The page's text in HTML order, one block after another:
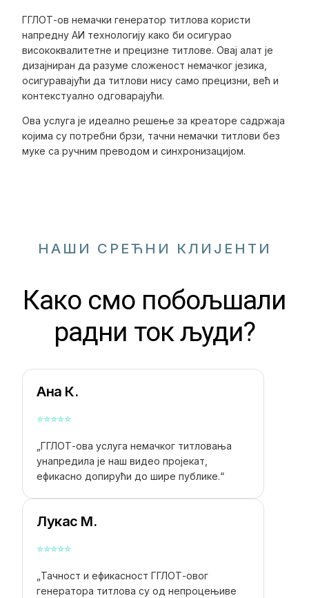
ГГЛОТ-ов немачки генератор титлова користи
напредну АИ технологију како би осигурао
висококвалитетне и прецизне титлове. Овај алат је
дизајниран да разуме сложеност немачког језика,
осигуравајући да титлови нису само прецизни, већ и
контекстуално одговарајући.
Ова услуга је идеално решење за креаторе садржаја
којима су потребни брзи, тачни немачки титлови без
муке са ручним преводом и синхронизацијом.
НАШИ СРЕЋНИ КЛИЈЕНТИ
Како смо побољшали
радни ток људи?
Ана К.
⭐⭐⭐⭐⭐
„ГГЛОТ-ова услуга немачког титловања
унапредила је наш видео пројекат,
ефикасно допирући до шире публике.“
Лукас М.
⭐⭐⭐⭐⭐
„Тачност и ефикасност ГГЛОТ-овог
генератора титлова су од непроцењиве